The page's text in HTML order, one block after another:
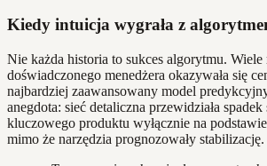
Kiedy intuicja wygrała z
Nie każda historia to sukces algorytmu. Wiele
doświadczonego menedżera okazywała się
najbardziej zaawansowany model
anegdota: sieć detaliczna przewidziała spadek
kluczowego produktu wyłącznie na
mimo że narzędzia prognozowały stabilizację.